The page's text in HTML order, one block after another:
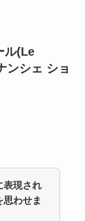
ル(Le
シェ ショ
表現され
わせま